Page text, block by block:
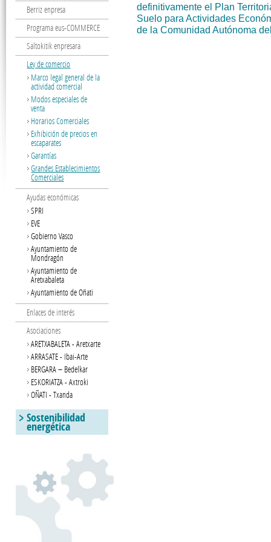
definitivamente el Plan
Suelo para Actividades
de la Comunidad Autónoma
Berriz enpresa
Programa eus-COMMERCE
Saltokitik enpresara
Ley de comercio
Marco legal general de la
actividad comercial
Modos especiales de
venta
Horarios Comerciales
Exhibición de precios en
escaparates
Garantías
Grandes Establecimientos
Comerciales
Ayudas económicas
SPRI
EVE
Gobierno Vasco
Ayuntamiento de
Mondragón
Ayuntamiento de
Aretxabaleta
Ayuntamiento de Oñati
Enlaces de interés
Asociaciones
ARETXABALETA - Aretxarte
ARRASATE - Ibai-Arte
BERGARA – Bedelkar
ESKORIATZA - Axtroki
OÑATI - Txanda
Sostenibilidad
energética